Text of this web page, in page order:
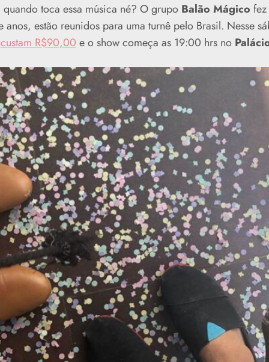
toca essa música né? O grupo Balão Mágico
estão reunidos para uma turnê pelo Brasil. Nesse
custam R$90,00 e o show começa as 19:00 hrs no